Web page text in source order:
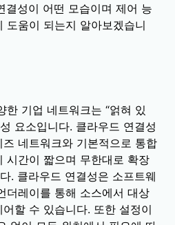
결성이 어떤 모습이며 제어 능
도움이 되는지 알아보겠습니
한 기업 네트워크는 “얽혀 있
요소입니다. 클라우드 연결성
네트워크와 기본적으로 통합
시간이 짧으며 무한대로 확장
. 클라우드 연결성은 소프트웨
더레이를 통해 소스에서 대상
할 수 있습니다. 또한 설정이